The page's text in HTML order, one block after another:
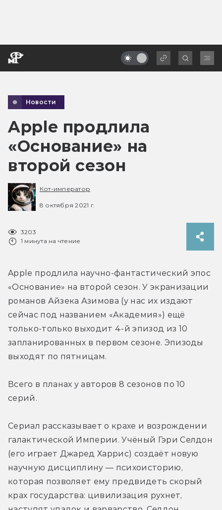
Новости
Apple продлила
«Основание» на
второй сезон
Кот-император
8 октября 2021 г.
3203
1 минута на чтение
Apple продлила научно-фантастический эпос
«Основание» на второй сезон. У экранизации
романов Айзека Азимова (у нас их издают
сейчас под названием «Академия») ещё
только-только выходит 4-й эпизод из 10
запланированных в первом сезоне. Эпизоды
выходят по пятницам.
Всего в планах у авторов 8 сезонов по 10
серий.
Сериал рассказывает о крахе и возрождении
галактической Империи. Учёный Гэри Селдон
(его играет Джаред Харрис) создаёт новую
научную дисциплину — психоисторию,
которая позволяет ему предвидеть скорый
крах государства: цивилизация рухнет,